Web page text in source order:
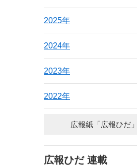
2025年
2024年
2023年
2022年
広報紙「広報ひだ
広報ひだ 連載